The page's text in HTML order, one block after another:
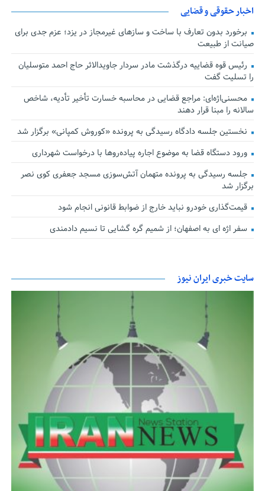
اخبار حقوقی و قضایی
برخورد بدون تعارف با ساخت‌ و سازهای غیرمجاز در یزد؛ عزم جدی برای
صیانت از طبیعت
رئیس قوه قضاییه درگذشت مادر سردار جاویدالاثر حاج احمد متوسلیان
را تسلیت گفت
محسنی‌اژه‌ای: مراجع قضایی در محاسبه خسارت تأخیر تأدیه، شاخص
سالانه را مبنا قرار دهند
نخستین جلسه دادگاه رسیدگی به پرونده «کوروش کمپانی» برگزار شد
ورود دستگاه قضا به موضوع اجاره پیاده‌روها با درخواست شهرداری
جلسه رسیدگی به پرونده متهمان آتش‌سوزی مسجد جعفری کوی نصر
برگزار شد
قیمت‌گذاری خودرو نباید خارج از ضوابط قانونی انجام شود
سفر اژه ای به اصفهان؛ از شمیم گره گشایی تا نسیم دادمندی
سایت خبری ایران نیوز